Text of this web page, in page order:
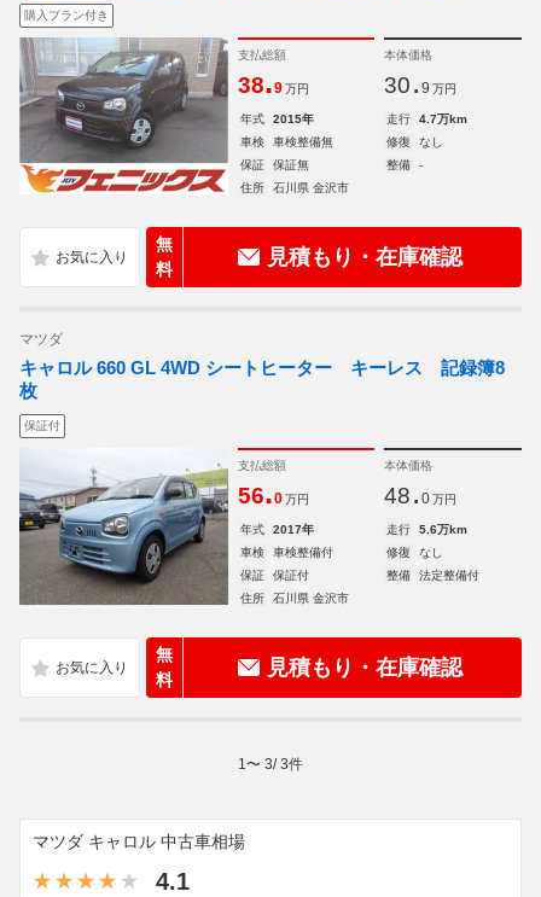
購入プラン付き
支払総額
38.9 万円
本体価格
30. 9 万円
年式 2015年 走行
4.7万km
車検
車検整備無 修復
なし
保証
保証無 整備
-
住所
石川県 金沢市
無
料
見積もり・在庫確認
マツダ
キャロル 660 GL 4WD シートヒーター キーレス 記録簿8
枚
保証付
支払総額
56.0 万円
本体価格
48. 0 万円
年式 2017年 走行
5.6万km
車検
車検整備付 修復
なし
保証
保証付 整備
法定整備付
住所
石川県 金沢市
無
料
見積もり・在庫確認
1 〜 3/3件
マツダ キャロル 中古車相場
4.1